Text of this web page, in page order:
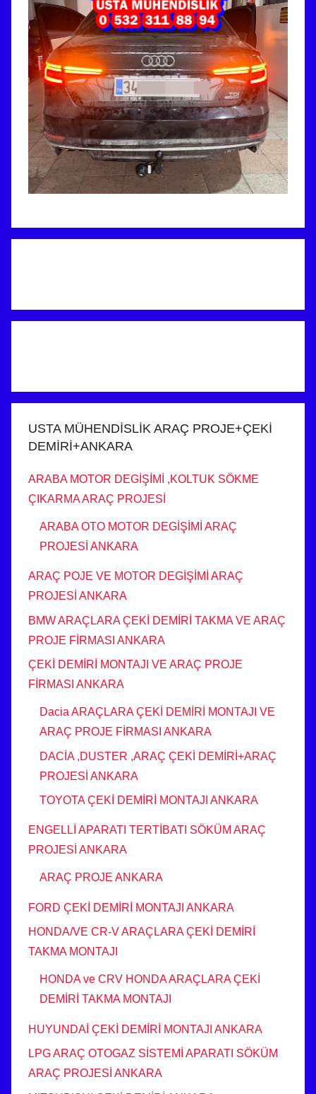
USTA MÜHENDİSLİK ARAÇ PROJE+ÇEKİ
DEMİRİ+ANKARA
ARABA MOTOR DEGİŞİMİ ,KOLTUK SÖKME
ÇIKARMA ARAÇ PROJESİ
ARABA OTO MOTOR DEGİŞİMİ ARAÇ
PROJESİ ANKARA
ARAÇ POJE VE MOTOR DEGİŞİMİ ARAÇ
PROJESİ ANKARA
BMW ARAÇLARA ÇEKİ DEMİRİ TAKMA VE ARAÇ
PROJE FİRMASI ANKARA
ÇEKİ DEMİRİ MONTAJI VE ARAÇ PROJE
FİRMASI ANKARA
Dacia ARAÇLARA ÇEKİ DEMİRİ MONTAJI VE
ARAÇ PROJE FİRMASI ANKARA
DACİA ,DUSTER ,ARAÇ ÇEKİ DEMİRİ+ARAÇ
PROJESİ ANKARA
TOYOTA ÇEKİ DEMİRİ MONTAJI ANKARA
ENGELLİ APARATI TERTİBATI SÖKÜM ARAÇ
PROJESİ ANKARA
ARAÇ PROJE ANKARA
FORD ÇEKİ DEMİRİ MONTAJI ANKARA
HONDA/VE CR-V ARAÇLARA ÇEKİ DEMİRİ
TAKMA MONTAJI
HONDA ve CRV HONDA ARAÇLARA ÇEKİ
DEMİRİ TAKMA MONTAJI
HUYUNDAİ ÇEKİ DEMİRİ MONTAJI ANKARA
LPG ARAÇ OTOGAZ SİSTEMİ APARATI SÖKÜM
ARAÇ PROJESİ ANKARA